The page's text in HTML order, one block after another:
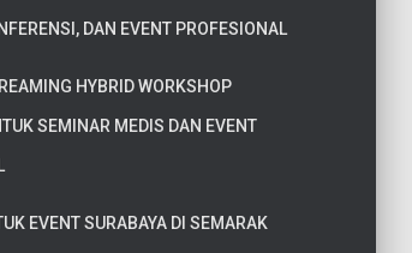
DAN EVENT PROFESIONAL
HYBRID WORKSHOP
SEMINAR MEDIS DAN EVENT
EVENT SURABAYA DI SEMARAK